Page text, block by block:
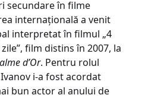
secundare în filme
internațională a venit
interpretat în filmul „4
film distins în 2007, la
d’Or. Pentru rolul
i-a fost acordat
bun actor al anului de